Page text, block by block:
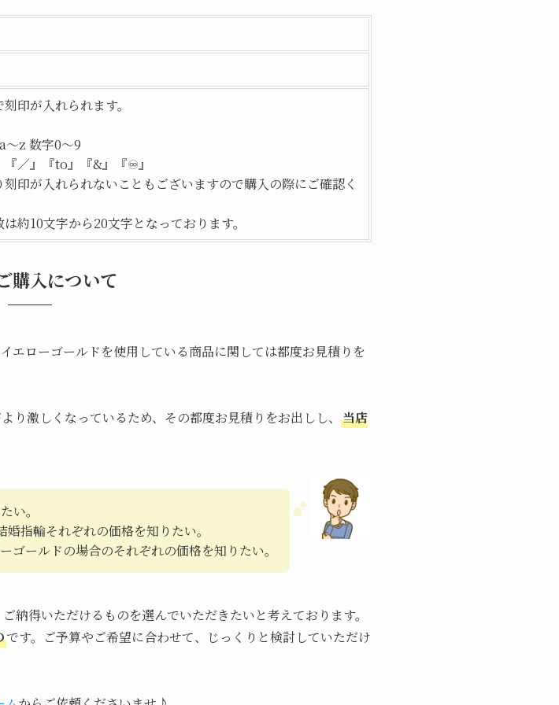
印が入れられます。
〜z 数字0～9
／』『to』『&』『♾』
印が入れられないこともございますので購入の際にご確認く
約10文字から20文字となっております。
購入について
エローゴールドを使用している商品に関しては都度お見積りを
激しくなっているため、その都度お見積りをお出しし、 当店
い。
婚指輪それぞれの価格を知りたい。
ゴールドの場合のそれぞれの価格を知りたい。
納得いただけるものを選んでいただきたいと考えております。
です。ご予算やご希望に合わせて、じっくりと検討していただけ